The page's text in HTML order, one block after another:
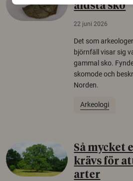
äldsta sko
22 juni 2026
Det som
björnfäll visar sig
gammal sko.
skomode och
Norden.
Arkeologi
Så mycket
krävs för
arter